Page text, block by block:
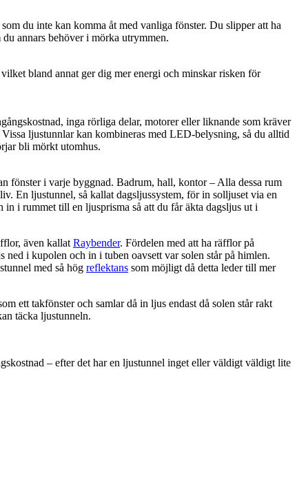
du inte kan komma åt med vanliga fönster. Du slipper att ha
annars behöver i mörka utrymmen.
bland annat ger dig mer energi och minskar risken för
inga rörliga delar, motorer eller liknande som kräver
ljustunnlar kan kombineras med LED-belysning, så du alltid
bli mörkt utomhus.
fönster i varje byggnad. Badrum, hall, kontor – Alla dessa rum
En ljustunnel, så kallat dagsljussystem, för in solljuset via en
i rummet till en ljusprisma så att du får äkta dagsljus ut i
även kallatRaybender. Fördelen med att ha räfflor på
ned i kupolen och in i tuben oavsett var solen står på himlen.
med så hög reflektans som möjligt då detta leder till mer
ett takfönster och samlar då in ljus endast då solen står rakt
täcka ljustunneln.
– efter det har en ljustunnel inget eller väldigt väldigt lite